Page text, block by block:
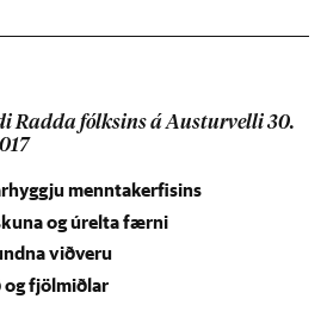
Radda fólks­ins á Aust­ur­velli 30.
menntakerfisins
og úrelta færni
viðveru
og fjölmiðlar